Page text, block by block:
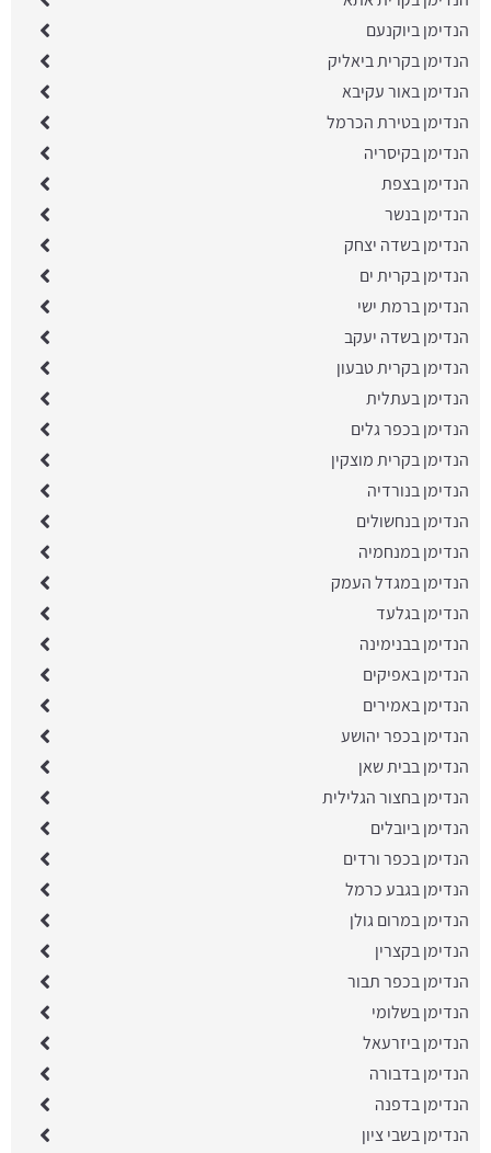
הנדימן ביוקנעם
הנדימן בקרית ביאליק
הנדימן באור עקיבא
הנדימן בטירת הכרמל
הנדימן בקיסריה
הנדימן בצפת
הנדימן בנשר
הנדימן בשדה יצחק
הנדימן בקרית ים
הנדימן ברמת ישי
הנדימן בשדה יעקב
הנדימן בקרית טבעון
הנדימן בעתלית
הנדימן בכפר גלים
הנדימן בקרית מוצקין
הנדימן בנורדיה
הנדימן בנחשולים
הנדימן במנחמיה
הנדימן במגדל העמק
הנדימן בגלעד
הנדימן בבנימינה
הנדימן באפיקים
הנדימן באמירים
הנדימן בכפר יהושע
הנדימן בבית שאן
הנדימן בחצור הגלילית
הנדימן ביובלים
הנדימן בכפר ורדים
הנדימן בגבע כרמל
הנדימן במרום גולן
הנדימן בקצרין
הנדימן בכפר תבור
הנדימן בשלומי
הנדימן ביזרעאל
הנדימן בדבורה
הנדימן בדפנה
הנדימן בשבי ציון